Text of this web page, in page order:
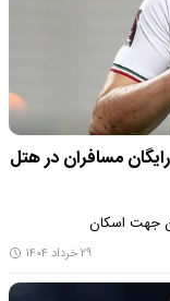
مسافران در هتل
جهت اسکان
۲۹ خرداد ۱۴۰۴